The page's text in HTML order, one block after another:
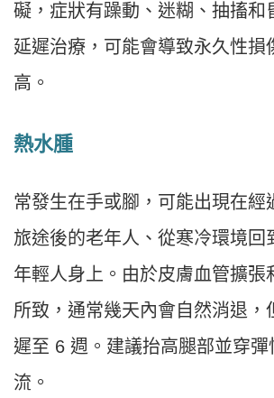
礙，症狀有躁動、迷糊、抽搐和
延遲治療，可能會導致永久性損
高。
熱水腫
常發生在手或腳，可能出現在經
旅途後的老年人、從寒冷環境回
年輕人身上。由於皮膚血管擴張
所致，通常幾天內會自然消退，
遲至 6 週。建議抬高腿部並穿彈
流。